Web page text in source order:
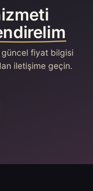
fiyat bilgisi
iletişime geçin.